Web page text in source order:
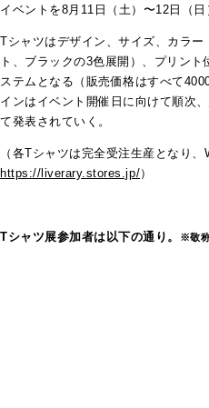
イベントを8月11日（土）〜12日（
Tシャツはデザイン、サイズ、カラ
ト、ブラックの3色展開）、プリン
ステムとなる（販売価格はすべて
インはイベント開催日に向けて順次、
て発表されていく。
（各Tシャツは完全受注生産となり
https://liverary.stores.jp/）
Tシャツ展参加者は以下の通り。 ※敬称